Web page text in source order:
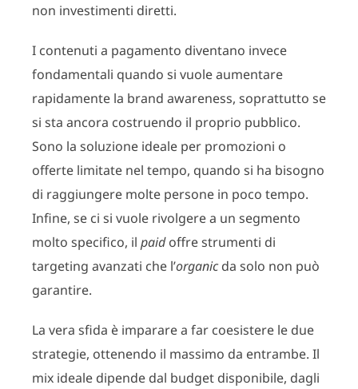
non investimenti diretti.
I contenuti a pagamento diventano invece
fondamentali quando si vuole aumentare
rapidamente la brand awareness, soprattutto se
si sta ancora costruendo il proprio pubblico.
Sono la soluzione ideale per promozioni o
offerte limitate nel tempo, quando si ha bisogno
di raggiungere molte persone in poco tempo.
Infine, se ci si vuole rivolgere a un segmento
molto specifico, il paidoffre strumenti di
targeting avanzati che l’organicda solo non può
garantire.
La vera sfida è imparare a far coesistere le due
strategie, ottenendo il massimo da entrambe. Il
mix ideale dipende dal budget disponibile, dagli